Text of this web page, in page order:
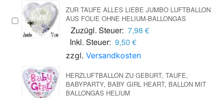
ZUR TAUFE ALLES LIEBE JUMBO LUFTBALLON
AUS FOLIE OHNE HELIUM-BALLONGAS
Zuzügl. Steuer: 7,98 €
Inkl. Steuer: 9,50 €
zzgl. Versandkosten
HERZLUFTBALLON ZU GEBURT, TAUFE,
BABYPARTY, BABY GIRL HEART, BALLON MIT
BALLONGAS HELIUM